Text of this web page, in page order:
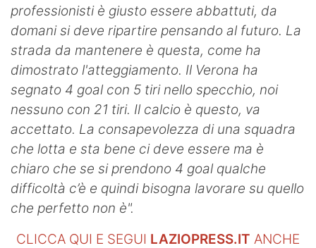
professionisti è giusto essere abbattuti, da
domani si deve ripartire pensando al futuro. La
strada da mantenere è questa, come ha
dimostrato l'atteggiamento. Il Verona ha
segnato 4 goal con 5 tiri nello specchio, noi
nessuno con 21 tiri. Il calcio è questo, va
accettato. La consapevolezza di una squadra
che lotta e sta bene ci deve essere ma è
chiaro che se si prendono 4 goal qualche
difficoltà c’è e quindi bisogna lavorare su quello
che perfetto non è".
CLICCA QUI E SEGUI LAZIOPRESS.IT ANCHE